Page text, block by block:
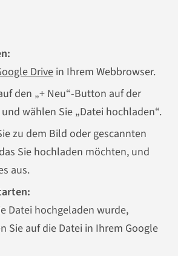
Drivein Ihrem Webbrowser.
den „+ Neu“-Button auf der
wählen Sie „Datei hochladen“.
zu dem Bild oder gescannten
Sie hochladen möchten, und
aus.
Datei hochgeladen wurde,
Sie auf die Datei in Ihrem Google